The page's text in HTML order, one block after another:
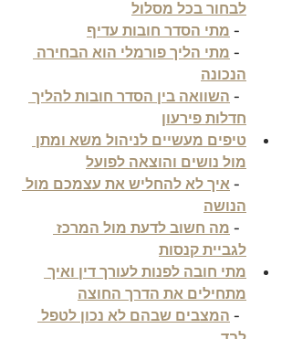
לבחור בכל מסלול
מתי הסדר חובות עדיף
מתי הליך פורמלי הוא הבחירה
הנכונה
השוואה בין הסדר חובות להליך
חדלות פירעון
טיפים מעשיים לניהול משא ומתן
מול נושים והוצאה לפועל
איך לא להחליש את עצמכם מול
הנושה
מה חשוב לדעת מול המרכז
לגביית קנסות
מתי חובה לפנות לעורך דין ואיך
מתחילים את הדרך החוצה
המצבים שבהם לא נכון לטפל